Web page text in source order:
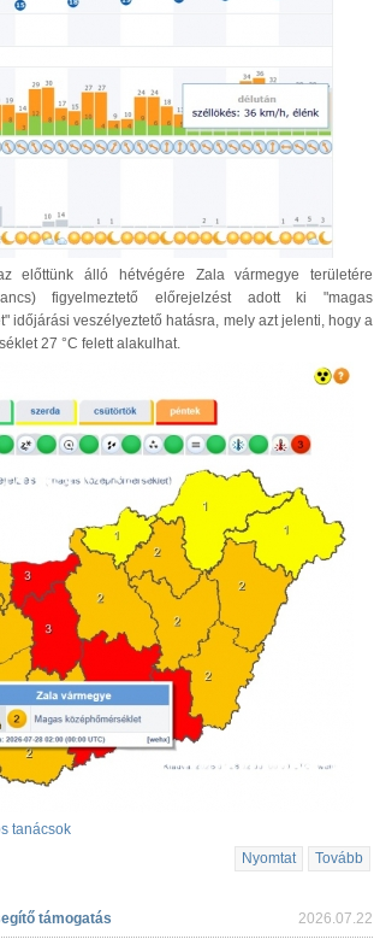
előttünk álló hétvégére Zala vármegye területére
figyelmeztető előrejelzést adott ki "magas
időjárási veszélyeztető hatásra, mely azt jelenti, hogy a
27 °C felett alakulhat.
tanácsok
Nyomtat
Tovább
támogatás 2026.07.22